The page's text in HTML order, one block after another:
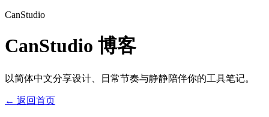
CanStudio
CanStudio 博客
以简体中文分享设计、日常节奏与静静陪伴你的工具笔记。
← 返回首页